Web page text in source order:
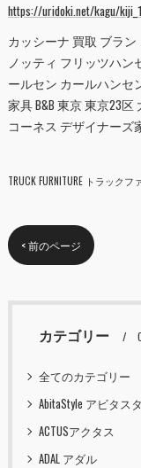
https://uridoki.net/kagu/
カッシーナ 買取 ブラ
ノッティ フリッツハ
ールセン カールハンセ
家具 B&B 東京 東京23
コーネス デザイナーズ
TRUCK FURNITURE トラック
< 前のページ
カテゴリー
全てのカテゴリー
AbitaStyle アビタス
ACTUSアクタス
ADAL アダル